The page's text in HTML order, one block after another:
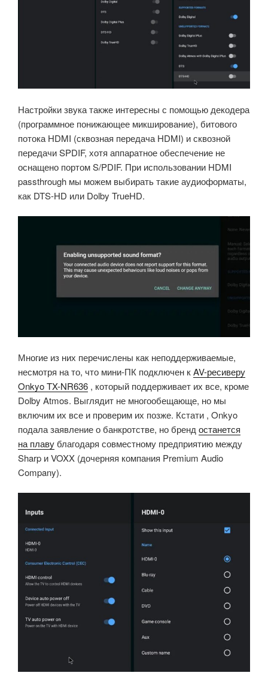
Настройки звука также интересны с помощью декодера
(программное понижающее микширование), битового
потока HDMI (сквозная передача HDMI) и сквозной
передачи SPDIF, хотя аппаратное обеспечение не
оснащено портом S/PDIF. При использовании HDMI
passthrough мы можем выбирать такие аудиоформаты,
как DTS-HD или Dolby TrueHD.
Многие из них перечислены как неподдерживаемые,
несмотря на то, что мини-ПК подключен кAV-ресиверу
Onkyo TX-NR636 , который поддерживает их все, кроме
Dolby Atmos. Выглядит не многообещающе, но мы
включим их все и проверим их позже. Кстати , Onkyo
подала заявление о банкротстве, но бренд останется
на плаву благодаря совместному предприятию между
Sharp и VOXX (дочерняя компания Premium Audio
Company).